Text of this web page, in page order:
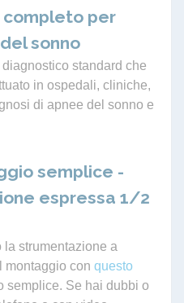
completo per
sonno
diagnostico standard che
in ospedali, cliniche,
di apnee del sonno e
semplice -
espressa 1/2
la strumentazione a
montaggio con questo
semplice. Se hai dubbi o